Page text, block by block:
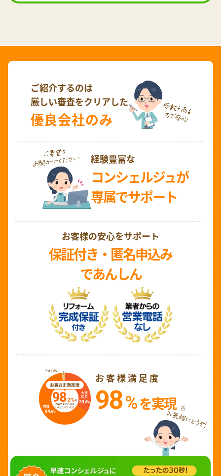
ご紹介するのは
厳しい審査をクリアした
優良会社のみ
経験豊富な
コンシェルジュが
専属でサポート
お客様の安心をサポート
保証付き・匿名申込み
であんしん
お客様満足度
98%を実現 ※